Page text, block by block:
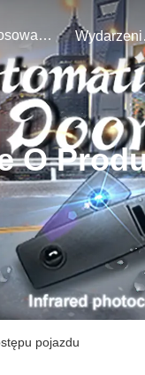
Zastosowanie
O
pojazdu